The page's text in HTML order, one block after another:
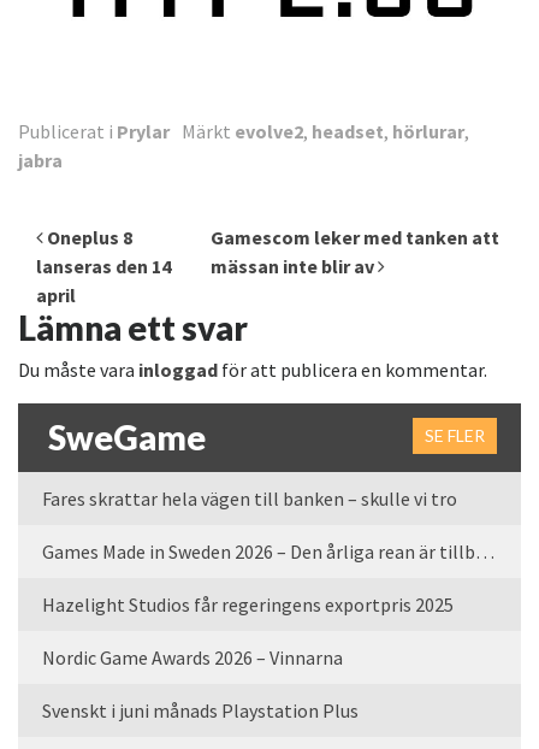
Publicerat i Prylar Märkt evolve2, headset, hörlurar,
jabra
Inläggsnavigering
Oneplus 8
lanseras den 14
april
Gamescom leker med tanken att
mässan inte blir av
Lämna ett svar
Du måste vara inloggad för att publicera en kommentar.
SweGame SE FLER
Fares skrattar hela vägen till banken – skulle vi tro
Games Made in Sweden 2026 – Den årliga rean är tillbaka
Hazelight Studios får regeringens exportpris 2025
Nordic Game Awards 2026 – Vinnarna
Svenskt i juni månads Playstation Plus